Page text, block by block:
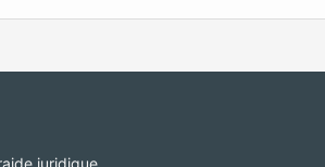
juridique.